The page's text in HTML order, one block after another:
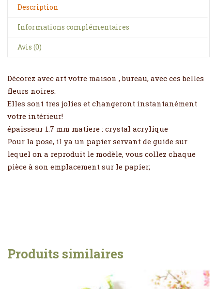
Description
Informations complémentaires
Avis (0)
Décorez avec art votre maison , bureau, avec ces belles
fleurs noires.
Elles sont tres jolies et changeront instantanément
votre intérieur!
épaisseur 1.7 mm matiere : crystal acrylique
Pour la pose, il ya un papier servant de guide sur
lequel on a reproduit le modèle, vous collez chaque
pièce à son emplacement sur le papier;
Produits similaires